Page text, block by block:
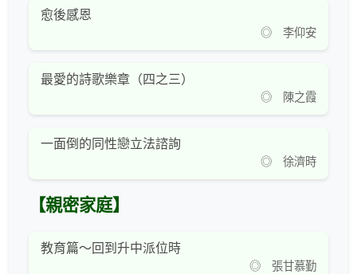
愈後感恩
◎ 李仰安
最愛的詩歌樂章（四之三）
◎ 陳之霞
一面倒的同性戀立法諮詢
◎ 徐濟時
【親密家庭】
教育篇～回到升中派位時
◎ 張甘慕勤